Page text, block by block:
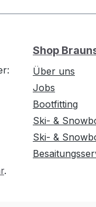
.
Shop
Über uns
Jobs
Bootfitting
Ski- &
Ski- &